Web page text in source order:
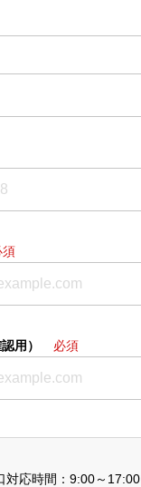
須
用） 必須
対応時間：9:00～17:00